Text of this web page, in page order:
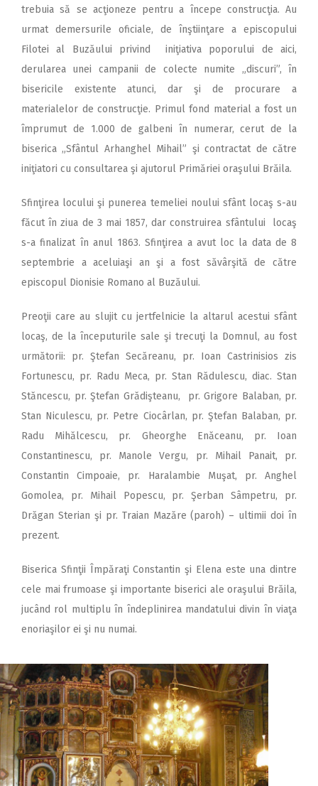
trebuia să se acţioneze pentru a începe construcţia. Au
urmat demersurile oficiale, de înştiinţare a episcopului
Filotei al Buzăului privind iniţiativa poporului de aici,
derularea unei campanii de colecte numite „discuri”, în
bisericile existente atunci, dar şi de procurare a
materialelor de construcţie. Primul fond material a fost un
împrumut de 1.000 de galbeni în numerar, cerut de la
biserica „Sfântul Arhanghel Mihail” şi contractat de către
iniţiatori cu consultarea şi ajutorul Primăriei oraşului Brăila.
Sfinţirea locului şi punerea temeliei noului sfânt locaş s-au
făcut în ziua de 3 mai 1857, dar construirea sfântului locaş
s-a finalizat în anul 1863. Sfinţirea a avut loc la data de 8
septembrie a aceluiaşi an şi a fost săvârşită de către
episcopul Dionisie Romano al Buzăului.
Preoţii care au slujit cu jertfelnicie la altarul acestui sfânt
locaş, de la începuturile sale şi trecuţi la Domnul, au fost
următorii: pr. Ştefan Secăreanu, pr. Ioan Castrinisios zis
Fortunescu, pr. Radu Meca, pr. Stan Rădulescu, diac. Stan
Stăncescu, pr. Ştefan Grădişteanu, pr. Grigore Balaban, pr.
Stan Niculescu, pr. Petre Ciocârlan, pr. Ştefan Balaban, pr.
Radu Mihălcescu, pr. Gheorghe Enăceanu, pr. Ioan
Constantinescu, pr. Manole Vergu, pr. Mihail Panait, pr.
Constantin Cimpoaie, pr. Haralambie Muşat, pr. Anghel
Gomolea, pr. Mihail Popescu, pr. Şerban Sâmpetru, pr.
Drăgan Sterian şi pr. Traian Mazăre (paroh) – ultimii doi în
prezent.
Biserica Sfinţii Împăraţi Constantin şi Elena este una dintre
cele mai frumoase şi importante biserici ale oraşului Brăila,
jucând rol multiplu în îndeplinirea mandatului divin în viaţa
enoriaşilor ei şi nu numai.